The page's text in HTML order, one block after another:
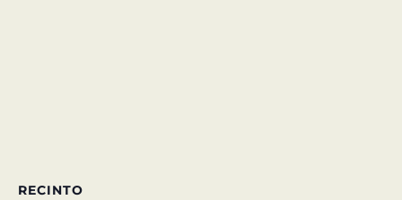
RECINTO